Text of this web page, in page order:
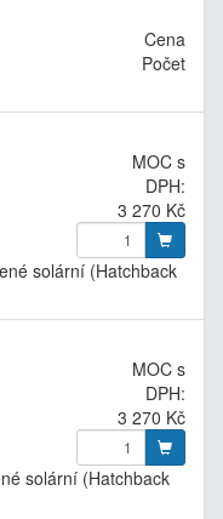
Cena
Počet
MOC s
DPH:
3 270 Kč
solární (Hatchback
MOC s
DPH:
3 270 Kč
solární (Hatchback